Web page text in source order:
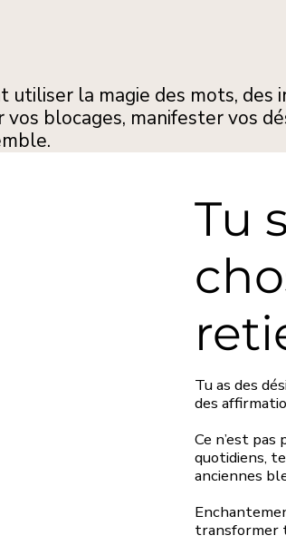
utiliser la magie des mots,
blocages, manifester vos
Tu
Tu as des
des
Ce n’est
quotidiens,
anciennes
transformer